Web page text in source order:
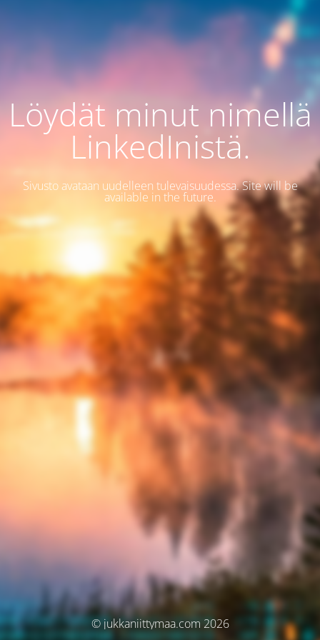
Löydät minut nimellä
LinkedInistä.
Sivusto avataan uudelleen tulevaisuudessa. Site will be
available in the future.
© jukkaniittymaa.com 2026